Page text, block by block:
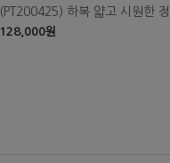
(PT200425) 하복 얇고 시원한
128,000원